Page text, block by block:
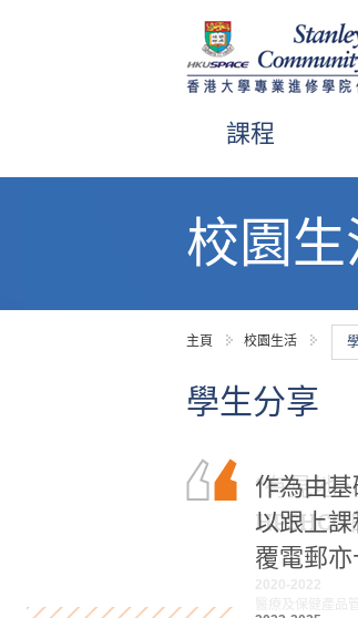
課程
校園生
主頁 校園生活
學生分享
作為由
以跟上
覆電郵
“有見地
我在書
經歷，
得到香